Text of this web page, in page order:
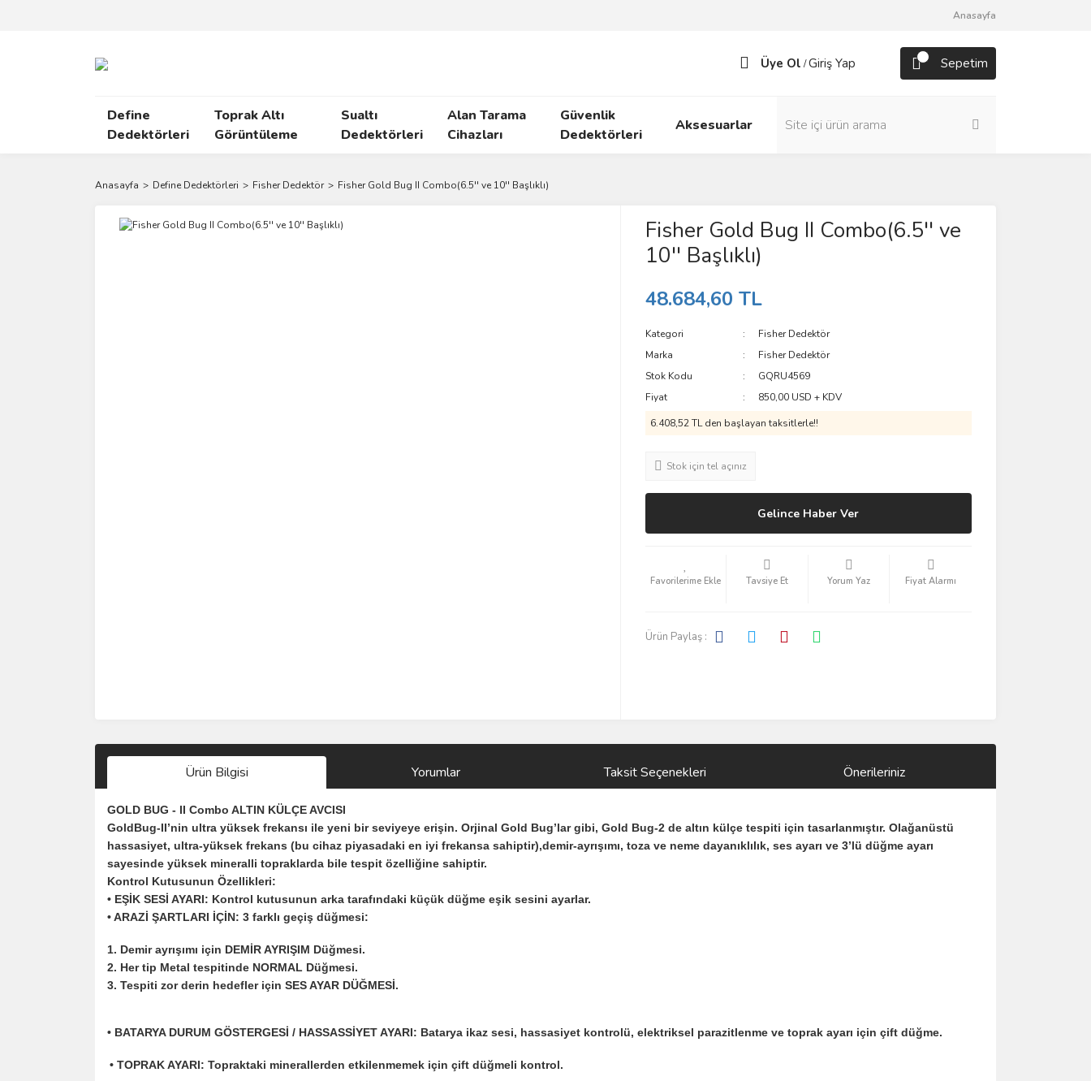
Anasayfa
Üye Ol /Giriş Yap Sepetim
Define
Dedektörleri
Toprak Altı
Görüntüleme
Sualtı
Dedektörleri
Alan Tarama
Cihazları
Güvenlik
Dedektörleri
Aksesuarlar
Anasayfa Define Dedektörleri Fisher Dedektör Fisher Gold Bug II Combo(6.5'' ve 10'' Başlıklı)
Fisher Gold Bug II Combo(6.5'' ve
10'' Başlıklı)
48.684,60 TL
Kategori
Fisher Dedektör
Marka
Fisher Dedektör
Stok Kodu
GQRU4569
Fiyat
850,00 USD + KDV
6.408,52 TL den başlayan taksitlerle!!
Stok için tel açınız
Gelince Haber Ver
Tavsiye Et Yorum Yaz Fiyat Alarmı
Ürün Paylaş :
Ürün Bilgisi Yorumlar Taksit Seçenekleri Önerileriniz
GOLD BUG - II Combo ALTIN KÜLÇE AVCISI
GoldBug-II’nin ultra yüksek frekansı ile yeni bir seviyeye erişin. Orjinal Gold Bug’lar gibi, Gold Bug-2 de altın külçe tespiti için tasarlanmıştır. Olağanüstü
hassasiyet, ultra-yüksek frekans (bu cihaz piyasadaki en iyi frekansa sahiptir),demir-ayrışımı, toza ve neme dayanıklılık, ses ayarı ve 3’lü düğme ayarı
sayesinde yüksek mineralli topraklarda bile tespit özelliğine sahiptir.
Kontrol Kutusunun Özellikleri:
• EŞİK SESİ AYARI: Kontrol kutusunun arka tarafındaki küçük düğme eşik sesini ayarlar.
• ARAZİ ŞARTLARI İÇİN: 3 farklı geçiş düğmesi:
1. Demir ayrışımı için DEMİR AYRIŞIM Düğmesi.
2. Her tip Metal tespitinde NORMAL Düğmesi.
3. Tespiti zor derin hedefler için SES AYAR DÜĞMESİ.
• BATARYA DURUM GÖSTERGESİ / HASSASSİYET AYARI: Batarya ikaz sesi, hassasiyet kontrolü, elektriksel parazitlenme ve toprak ayarı için çift düğme.
• TOPRAK AYARI: Topraktaki minerallerden etkilenmemek için çift düğmeli kontrol.